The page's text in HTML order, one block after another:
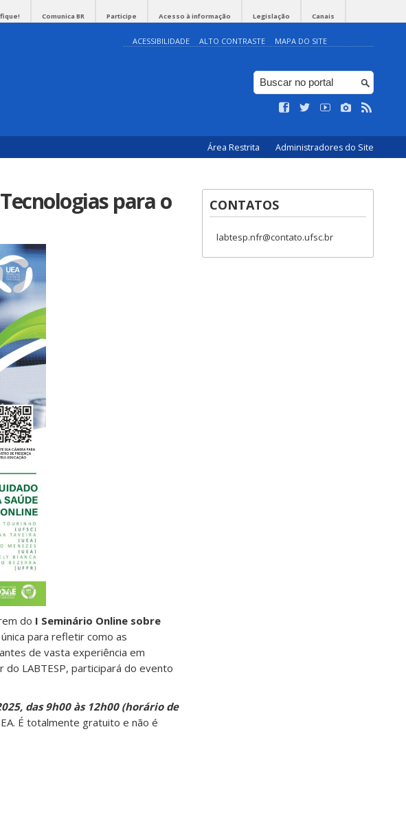
Comunica BR Participe Acesso à informação Legislação Canais
ACESSIBILIDADE ALTO CONTRASTE MAPA DO SITE
Área Restrita Administradores do Site
para o
do I Seminário Online sobre
para refletir como as
de vasta experiência em
do LABTESP, participará do evento
das 9h00 às 12h00 (horário de
É totalmente gratuito e não é
CONTATOS
labtesp.nfr@contato.ufsc.br